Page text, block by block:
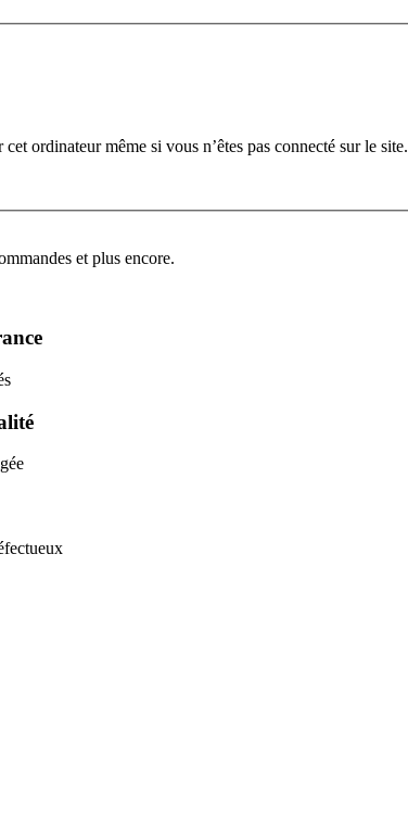
ordinateur même si vous n’êtes pas connecté sur le site.
et plus encore.